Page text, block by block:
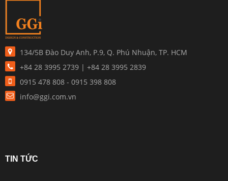
134/5B Đào Duy Anh, P.9, Q. Phú Nhuận, TP. HCM
+84 28 3995 2739 | +84 28 3995 2839
0915 478 808 - 0915 398 808
info@ggi.com.vn
TIN TỨC